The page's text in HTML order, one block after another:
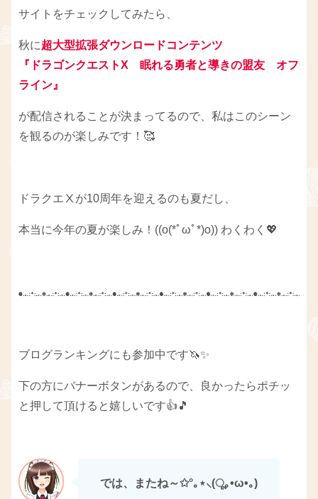
サイトをチェックしてみたら、
秋に超大型拡張ダウンロードコンテンツ
『ドラゴンクエストX 眠れる勇者と導きの盟友 オフ
ライン』
が配信されることが決まってるので、私はこのシーン
を観るのが楽しみです！🥰
ドラクエⅩが10周年を迎えるのも夏だし、
本当に今年の夏が楽しみ！((o(*ﾟωﾟ*)o)) わくわく💖
ブログランキングにも参加中です🦄✨
下の方にバナーボタンがあるので、良かったらポチッ
と押して頂けると嬉しいです👍🎵
では、またね～✩°｡⋆⸜(ू｡•ω•｡)